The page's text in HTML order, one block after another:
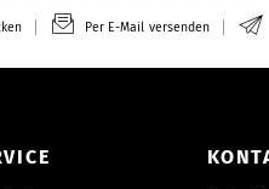
Per E-Mail versenden